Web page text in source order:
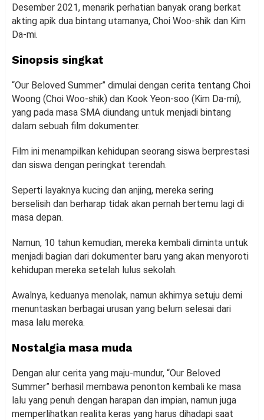
Desember 2021, menarik perhatian banyak orang berkat
akting apik dua bintang utamanya, Choi Woo-shik dan Kim
Da-mi.
Sinopsis singkat
“Our Beloved Summer” dimulai dengan cerita tentang Choi
Woong (Choi Woo-shik) dan Kook Yeon-soo (Kim Da-mi),
yang pada masa SMA diundang untuk menjadi bintang
dalam sebuah film dokumenter.
Film ini menampilkan kehidupan seorang siswa berprestasi
dan siswa dengan peringkat terendah.
Seperti layaknya kucing dan anjing, mereka sering
berselisih dan berharap tidak akan pernah bertemu lagi di
masa depan.
Namun, 10 tahun kemudian, mereka kembali diminta untuk
menjadi bagian dari dokumenter baru yang akan menyoroti
kehidupan mereka setelah lulus sekolah.
Awalnya, keduanya menolak, namun akhirnya setuju demi
menuntaskan berbagai urusan yang belum selesai dari
masa lalu mereka.
Nostalgia masa muda
Dengan alur cerita yang maju-mundur, “Our Beloved
Summer” berhasil membawa penonton kembali ke masa
lalu yang penuh dengan harapan dan impian, namun juga
memperlihatkan realita keras yang harus dihadapi saat